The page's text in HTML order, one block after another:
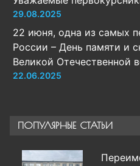
29.08.2025
22 июня, одна из самых
России – День памяти и
Великой Отечественной
22.06.2025
ПОПУЛЯРНЫЕ СТАТЬИ